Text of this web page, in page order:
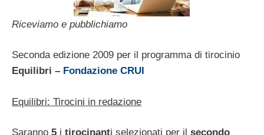
Riceviamo e pubblichiamo
Seconda edizione 2009 per il programma di tirocinio
Equilibri – Fondazione CRUI
Equilibri: Tirocini in redazione
Saranno 5 i tirocinanti selezionati per il secondo